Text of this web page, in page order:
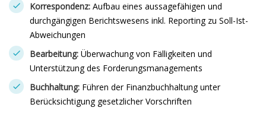
Korrespondenz: Aufbau eines aussagefähigen und
durchgängigen Berichtswesens inkl. Reporting zu Soll-Ist-
Abweichungen
Bearbeitung: Überwachung von Fälligkeiten und
Unterstützung des Forderungsmanagements
Buchhaltung: Führen der Finanzbuchhaltung unter
Berücksichtigung gesetzlicher Vorschriften